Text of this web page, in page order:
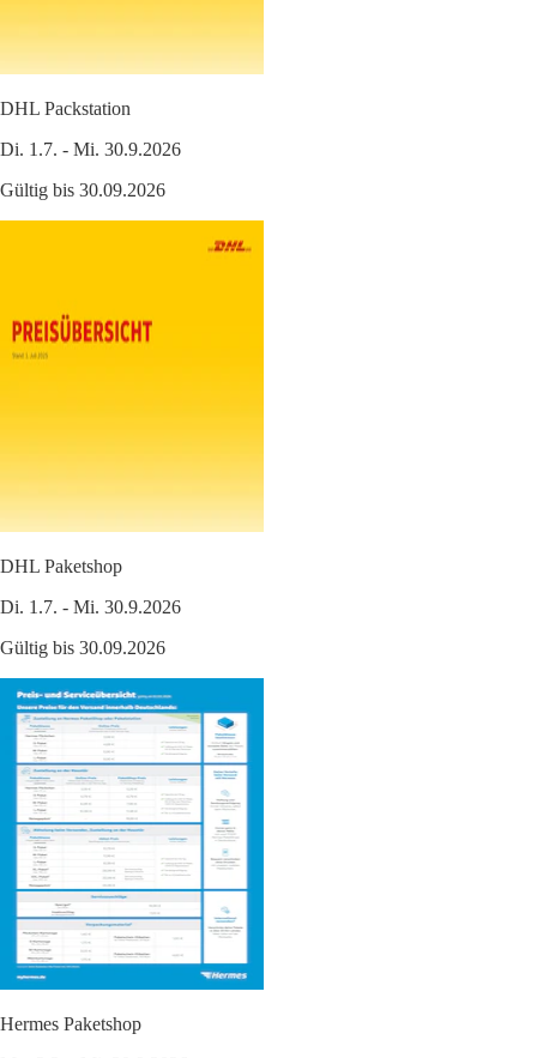
DHL Packstation
Di. 1.7. - Mi. 30.9.2026
Gültig bis 30.09.2026
DHL Paketshop
Di. 1.7. - Mi. 30.9.2026
Gültig bis 30.09.2026
Hermes Paketshop